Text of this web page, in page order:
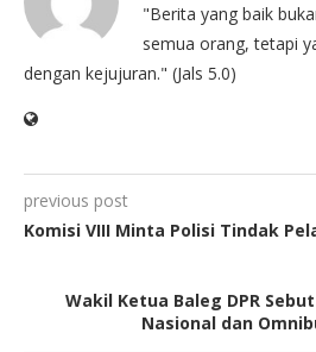
"Berita yang baik
semua orang, tetapi
dengan kejujuran." (Jals 5.0)
previous post
Komisi VIII Minta Polisi Tindak
Wakil Ketua Baleg DPR
Nasional dan